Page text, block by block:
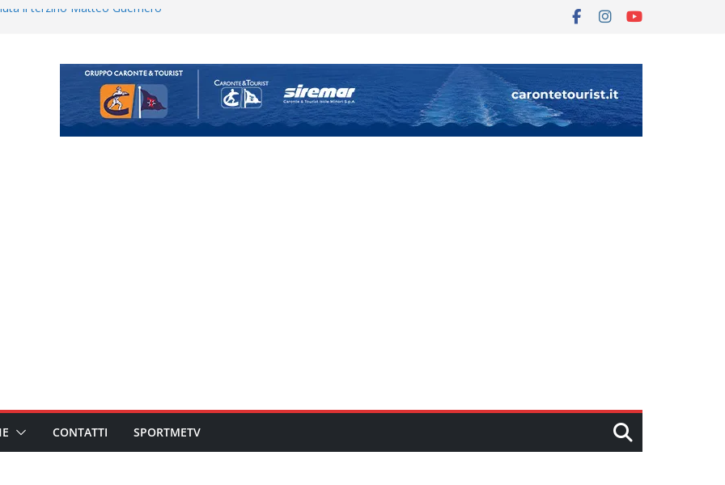
il terzino Matteo Guerriero
ma non chi siamo”
bocciato il Fasano,
e Kamarat restano in
si alzano i ritmi tra lavoro
CONTATTI SPORTMETV